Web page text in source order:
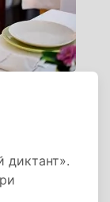
диктант».